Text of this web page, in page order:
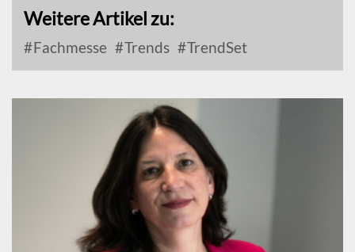
Weitere Artikel zu:
Fachmesse Trends TrendSet